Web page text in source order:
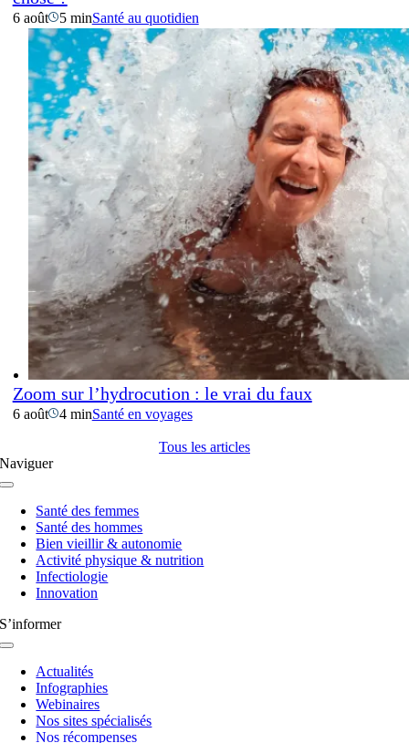
6 août 5 minSanté au quotidien
Zoom sur l’hydrocution : le vrai du faux
6 août 4 minSanté en voyages
Tous les articles
Naviguer
Navigation
basculeSanté des femmes
Santé des hommes
Bien vieillir & autonomie
Activité physique & nutrition
Infectiologie
Innovation
S’informer
Navigation
basculeActualités
Infographies
Webinaires
Nos sites spécialisés
Nos récompenses